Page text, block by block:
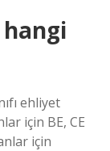
ehliyet
için BE, CE
için